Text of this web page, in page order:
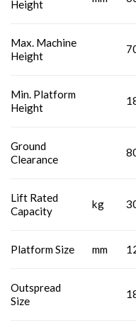
Height
Max. Machine
Height
Min. Platform
Height
Ground
Clearance
Lift Rated
Capacity
kg
Platform Size mm
Outspread
Size